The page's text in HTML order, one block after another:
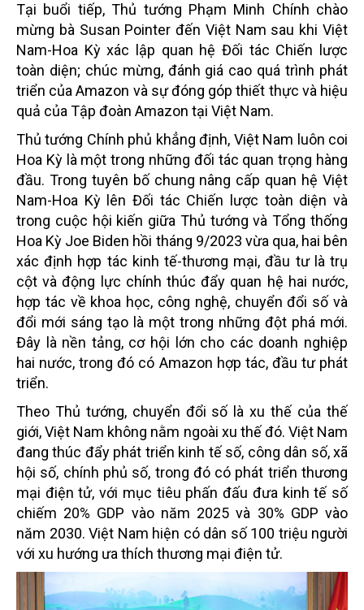
Tại buổi tiếp, Thủ tướng Phạm Minh Chính chào
mừng bà Susan Pointer đến Việt Nam sau khi Việt
Nam-Hoa Kỳ xác lập quan hệ Đối tác Chiến lược
toàn diện; chúc mừng, đánh giá cao quá trình phát
triển của Amazon và sự đóng góp thiết thực và hiệu
quả của Tập đoàn Amazon tại Việt Nam.
Thủ tướng Chính phủ khẳng định, Việt Nam luôn coi
Hoa Kỳ là một trong những đối tác quan trọng hàng
đầu. Trong tuyên bố chung nâng cấp quan hệ Việt
Nam-Hoa Kỳ lên Đối tác Chiến lược toàn diện và
trong cuộc hội kiến giữa Thủ tướng và Tổng thống
Hoa Kỳ Joe Biden hồi tháng 9/2023 vừa qua, hai bên
xác định hợp tác kinh tế-thương mại, đầu tư là trụ
cột và động lực chính thúc đẩy quan hệ hai nước,
hợp tác về khoa học, công nghệ, chuyển đổi số và
đổi mới sáng tạo là một trong những đột phá mới.
Đây là nền tảng, cơ hội lớn cho các doanh nghiệp
hai nước, trong đó có Amazon hợp tác, đầu tư phát
triển.
Theo Thủ tướng, chuyển đổi số là xu thế của thế
giới, Việt Nam không nằm ngoài xu thế đó. Việt Nam
đang thúc đẩy phát triển kinh tế số, công dân số, xã
hội số, chính phủ số, trong đó có phát triển thương
mại điện tử, với mục tiêu phấn đấu đưa kinh tế số
chiếm 20% GDP vào năm 2025 và 30% GDP vào
năm 2030. Việt Nam hiện có dân số 100 triệu người
với xu hướng ưa thích thương mại điện tử.